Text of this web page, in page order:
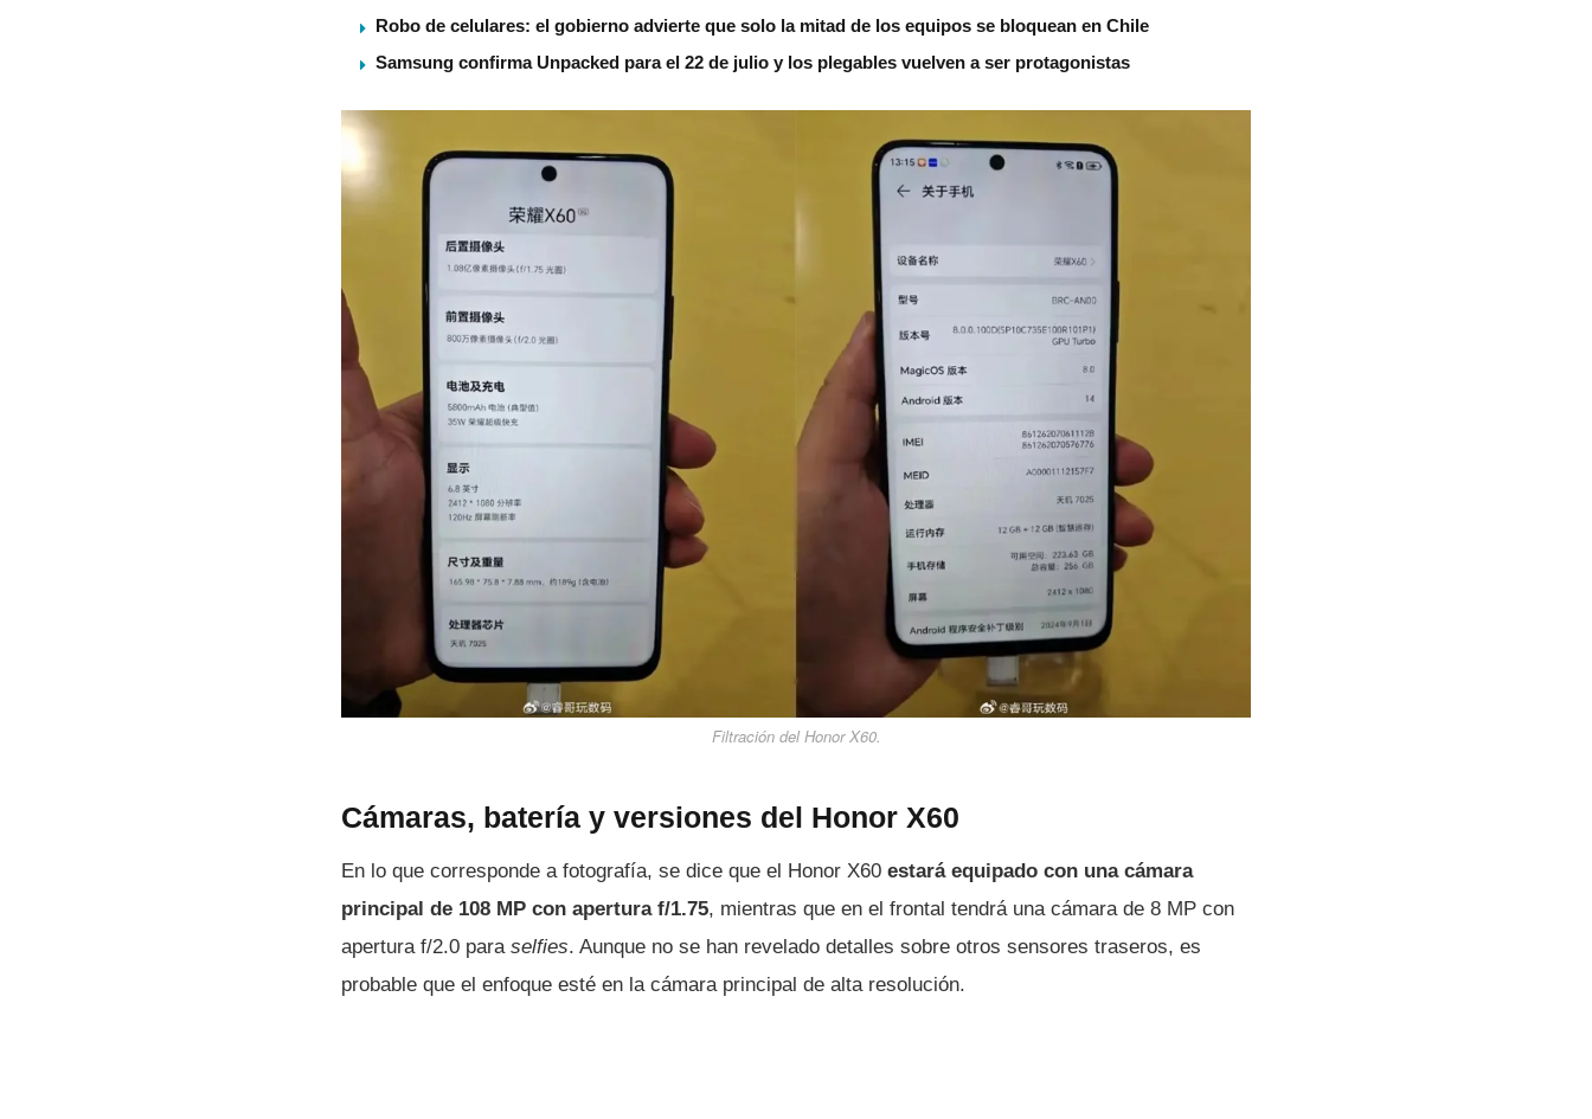
Robo de celulares: el gobierno advierte que solo la mitad de los equipos se bloquean en Chile
Samsung confirma Unpacked para el 22 de julio y los plegables vuelven a ser protagonistas
Filtración del Honor X60.
Cámaras, batería y versiones del Honor X60
En lo que corresponde a fotografía, se dice que el Honor X60 estará equipado con una cámara
principal de 108 MP con apertura f/1.75, mientras que en el frontal tendrá una cámara de 8 MP con
apertura f/2.0 para selfies. Aunque no se han revelado detalles sobre otros sensores traseros, es
probable que el enfoque esté en la cámara principal de alta resolución.